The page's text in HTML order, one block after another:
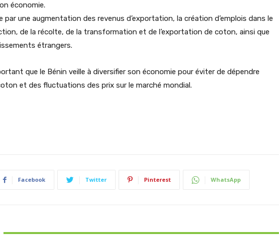
économie.
par une augmentation des revenus d’exportation, la création d’emplois dans le
de la récolte, de la transformation et de l’exportation de coton, ainsi que
étrangers.
que le Bénin veille à diversifier son économie pour éviter de dépendre
et des fluctuations des prix sur le marché mondial.
Facebook Twitter Pinterest WhatsApp